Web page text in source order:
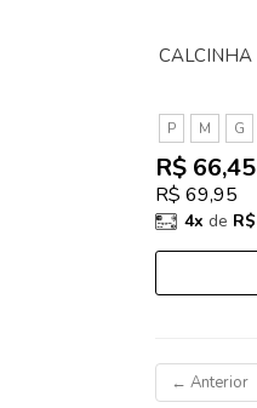
CALCINHA
P M G
R$ 69,95
R$ 66,45
4x de
← Anterior